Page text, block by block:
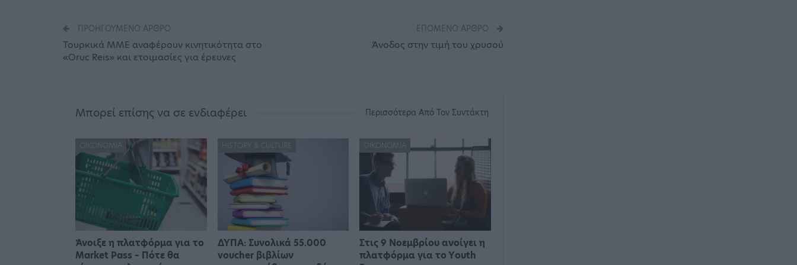
ΠΡΟΗΓΟΎΜΕΝΟ ΆΡΘΡΟ
Τουρκικά ΜΜΕ αναφέρουν κινητικότητα στο
«Oruc Reis» και ετοιμασίες για έρευνες
ΕΠΌΜΕΝΟ ΆΡΘΡΟ
Άνοδος στην τιμή του χρυσού
Μπορεί επίσης να σε ενδιαφέρει Περισσότερα Από Τον Συντάκτη
ΟΙΚΟΝΟΜΊΑ
Άνοιξε η πλατφόρμα για το
Market Pass – Πότε θα
HISTORY & CULTURE
ΔΥΠΑ: Συνολικά 55.000
voucher βιβλίων
ΟΙΚΟΝΟΜΊΑ
Στις 9 Νοεμβρίου ανοίγει η
πλατφόρμα για το Υouth